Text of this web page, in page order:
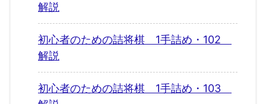
解説
初心者のための詰将棋 1手詰め・102
解説
初心者のための詰将棋 1手詰め・103